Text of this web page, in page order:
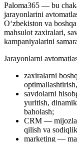
Paloma365 — bu
jarayonlarini
O‘zbekiston va
mahsulot zaxiralari,
kampaniyalarini
Jarayonlarni
zaxiralarni
savdolarni
yuritish,
baholash;
CRM —
qilish va
marketing —